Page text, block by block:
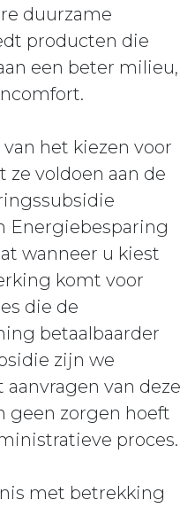
duurzame
producten die
een beter milieu,
het kiezen voor
ze voldoen aan de
Energiebesparing
wanneer u kiest
komt voor
die de
betaalbaarder
zijn we
van deze
geen zorgen hoeft
proces.
met betrekking